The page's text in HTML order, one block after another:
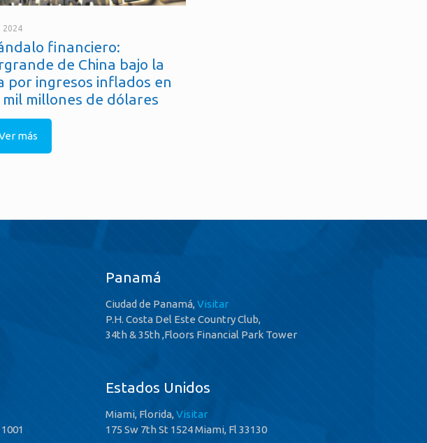
2024
financiero:
de China bajo la
por ingresos inflados en
mil millones de dólares
más
Panamá
Ciudad de Panamá,Visitar
P.H. Costa Del Este Country Club,
34th & 35th ,Floors Financial Park Tower
Estados Unidos
Miami, Florida,Visitar
175 Sw 7th St 1524 Miami, Fl 33130